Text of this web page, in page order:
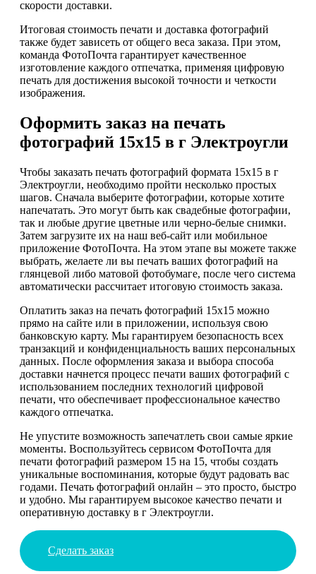
скорости доставки.
Итоговая стоимость печати и доставка фотографий
также будет зависеть от общего веса заказа. При этом,
команда ФотоПочта гарантирует качественное
изготовление каждого отпечатка, применяя цифровую
печать для достижения высокой точности и четкости
изображения.
Оформить заказ на печать
фотографий 15х15 в г Электроугли
Чтобы заказать печать фотографий формата 15х15 в г
Электроугли, необходимо пройти несколько простых
шагов. Сначала выберите фотографии, которые хотите
напечатать. Это могут быть как свадебные фотографии,
так и любые другие цветные или черно-белые снимки.
Затем загрузите их на наш веб-сайт или мобильное
приложение ФотоПочта. На этом этапе вы можете также
выбрать, желаете ли вы печать ваших фотографий на
глянцевой либо матовой фотобумаге, после чего система
автоматически рассчитает итоговую стоимость заказа.
Оплатить заказ на печать фотографий 15х15 можно
прямо на сайте или в приложении, используя свою
банковскую карту. Мы гарантируем безопасность всех
транзакций и конфиденциальность ваших персональных
данных. После оформления заказа и выбора способа
доставки начнется процесс печати ваших фотографий с
использованием последних технологий цифровой
печати, что обеспечивает профессиональное качество
каждого отпечатка.
Не упустите возможность запечатлеть свои самые яркие
моменты. Воспользуйтесь сервисом ФотоПочта для
печати фотографий размером 15 на 15, чтобы создать
уникальные воспоминания, которые будут радовать вас
годами. Печать фотографий онлайн – это просто, быстро
и удобно. Мы гарантируем высокое качество печати и
оперативную доставку в г Электроугли.
Сделать заказ